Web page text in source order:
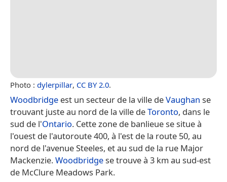
Photo : dylerpillar, CC BY 2.0.
Woodbridge est un secteur de la ville deVaughan se
trouvant juste au nord de la ville deToronto, dans le
sud de l'Ontario. Cette zone de banlieue se situe à
l'ouest de l'autoroute 400, à l'est de la route 50, au
nord de l'avenue Steeles, et au sud de la rue Major
Mackenzie.Woodbridgese trouve à 3 km au sud-est
de McClure Meadows Park.